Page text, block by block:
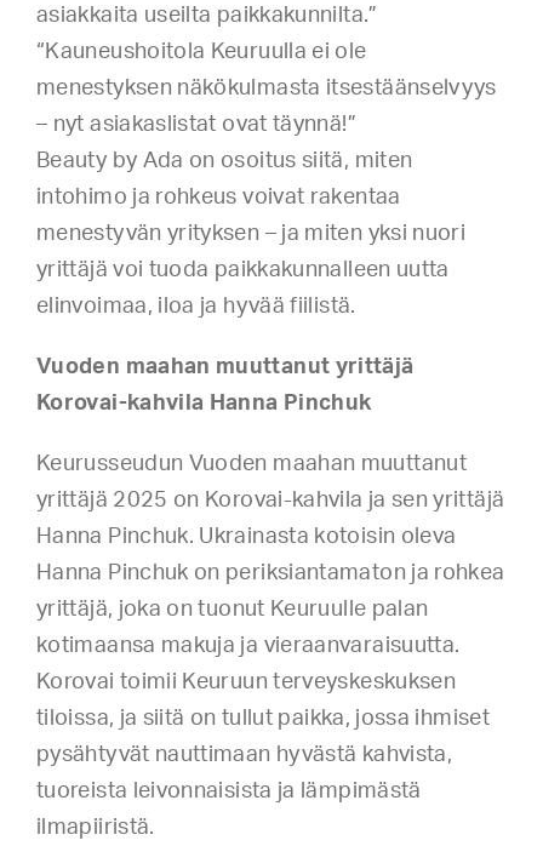
asiakkaita useilta paikkakunnilta.”
“Kauneushoitola Keuruulla ei ole
menestyksen näkökulmasta itsestäänselvyys
– nyt asiakaslistat ovat täynnä!”
Beauty by Ada on osoitus siitä, miten
intohimo ja rohkeus voivat rakentaa
menestyvän yrityksen – ja miten yksi nuori
yrittäjä voi tuoda paikkakunnalleen uutta
elinvoimaa, iloa ja hyvää fiilistä.
Vuoden maahan muuttanut yrittäjä
Korovai-kahvila Hanna Pinchuk
Keurusseudun Vuoden maahan muuttanut
yrittäjä 2025 on Korovai-kahvila ja sen yrittäjä
Hanna Pinchuk. Ukrainasta kotoisin oleva
Hanna Pinchuk on periksiantamaton ja rohkea
yrittäjä, joka on tuonut Keuruulle palan
kotimaansa makuja ja vieraanvaraisuutta.
Korovai toimii Keuruun terveyskeskuksen
tiloissa, ja siitä on tullut paikka, jossa ihmiset
pysähtyvät nauttimaan hyvästä kahvista,
tuoreista leivonnaisista ja lämpimästä
ilmapiiristä.